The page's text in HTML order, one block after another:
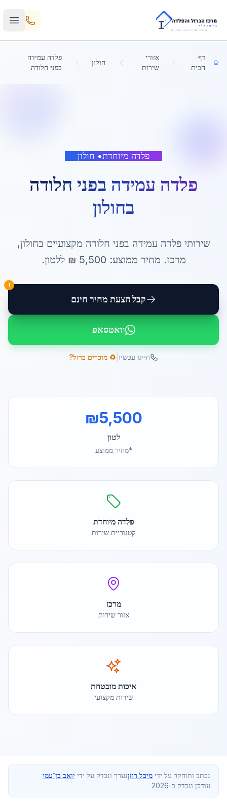
Skip to main content
דף
הבית
אזורי
שירות
חולון
פלדה עמידה
בפני חלודה
פלדה מיוחדת• חולון
פלדה עמידה בפני חלודה
בחולון
שירותיפלדה עמידה בפני חלודה מקצועיים בחולון,
מרכז. מחיר ממוצע: 5,500 ₪ ללטון.
קבל הצעת מחיר חינם
!
וואטסאפ
חייגו עכשיו ♻️ מוכרים ברזל?
₪5,500
לטון
*מחיר ממוצע
פלדה מיוחדת
קטגוריית שירות
מרכז
אזור שירות
איכות מובטחת
שירות מקצועי
נכתב ותוחקר על ידי מיכל רוזןנערך ונבדק על ידי יואב בן־עמי
עודכן ונבדק ב-2026